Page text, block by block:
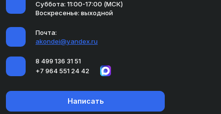
Суббота: 11:00-17:00 (МСК)
Воскресенье: выходной
Почта:
akondei@yandex.ru
8 499 136 31 51
+7 964 551 24 42
Написать